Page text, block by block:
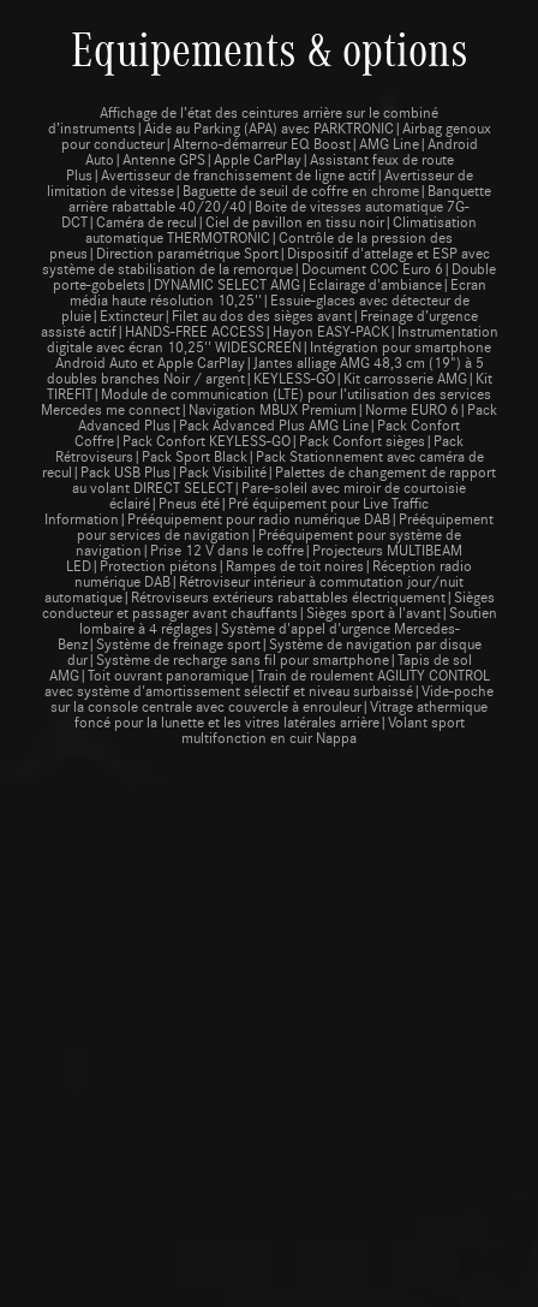
Equipements & options
Affichage de l’état des ceintures arrière sur le combiné
d’instruments|Aide au Parking (APA) avec PARKTRONIC|Airbag genoux
pour conducteur|Alterno-démarreur EQ Boost|AMG Line|Android
Auto|Antenne GPS|Apple CarPlay|Assistant feux de route
Plus|Avertisseur de franchissement de ligne actif|Avertisseur de
limitation de vitesse|Baguette de seuil de coffre en chrome|Banquette
arrière rabattable 40/20/40|Boite de vitesses automatique 7G-
DCT|Caméra de recul|Ciel de pavillon en tissu noir|Climatisation
automatique THERMOTRONIC|Contrôle de la pression des
pneus|Direction paramétrique Sport|Dispositif d'attelage et ESP avec
système de stabilisation de la remorque|Document COC Euro 6|Double
porte-gobelets|DYNAMIC SELECT AMG|Eclairage d'ambiance|Ecran
média haute résolution 10,25''|Essuie-glaces avec détecteur de
pluie|Extincteur|Filet au dos des sièges avant|Freinage d’urgence
assisté actif|HANDS-FREE ACCESS|Hayon EASY-PACK|Instrumentation
digitale avec écran 10,25'' WIDESCREEN|Intégration pour smartphone
Android Auto et Apple CarPlay|Jantes alliage AMG 48,3 cm (19") à 5
doubles branches Noir / argent|KEYLESS-GO|Kit carrosserie AMG|Kit
TIREFIT|Module de communication (LTE) pour l’utilisation des services
Mercedes me connect|Navigation MBUX Premium|Norme EURO 6|Pack
Advanced Plus|Pack Advanced Plus AMG Line|Pack Confort
Coffre|Pack Confort KEYLESS-GO|Pack Confort sièges|Pack
Rétroviseurs|Pack Sport Black|Pack Stationnement avec caméra de
recul|Pack USB Plus|Pack Visibilité|Palettes de changement de rapport
au volant DIRECT SELECT|Pare-soleil avec miroir de courtoisie
éclairé|Pneus été|Pré équipement pour Live Traffic
Information|Prééquipement pour radio numérique DAB|Prééquipement
pour services de navigation|Prééquipement pour système de
navigation|Prise 12 V dans le coffre|Projecteurs MULTIBEAM
LED|Protection piétons|Rampes de toit noires|Réception radio
numérique DAB|Rétroviseur intérieur à commutation jour/nuit
automatique|Rétroviseurs extérieurs rabattables électriquement|Sièges
conducteur et passager avant chauffants|Sièges sport à l'avant|Soutien
lombaire à 4 réglages|Système d'appel d'urgence Mercedes-
Benz|Système de freinage sport|Système de navigation par disque
dur|Système de recharge sans fil pour smartphone|Tapis de sol
AMG|Toit ouvrant panoramique|Train de roulement AGILITY CONTROL
avec système d'amortissement sélectif et niveau surbaissé|Vide-poche
sur la console centrale avec couvercle à enrouleur|Vitrage athermique
foncé pour la lunette et les vitres latérales arrière|Volant sport
multifonction en cuir Nappa